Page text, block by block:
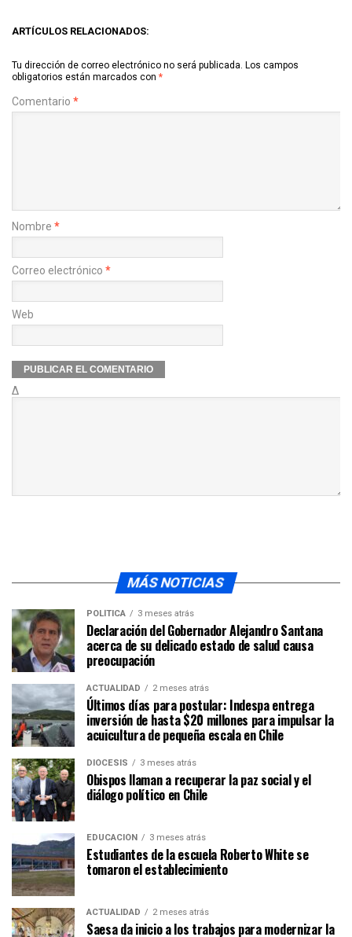
ARTÍCULOS RELACIONADOS:
Tu dirección de correo electrónico no será publicada. Los campos
obligatorios están marcados con *
Comentario *
Nombre *
Correo electrónico *
Web
Δ
MÁS NOTICIAS
POLÍTICA 3 meses atrás
Declaración del Gobernador Alejandro Santana
acerca de su delicado estado de salud causa
preocupación
ACTUALIDAD 2 meses atrás
Últimos días para postular: Indespa entrega
inversión de hasta $20 millones para impulsar la
acuicultura de pequeña escala en Chile
DIÓCESIS 3 meses atrás
Obispos llaman a recuperar la paz social y el
diálogo político en Chile
EDUCACIÓN 3 meses atrás
Estudiantes de la escuela Roberto White se
tomaron el establecimiento
ACTUALIDAD 2 meses atrás
Saesa da inicio a los trabajos para modernizar la